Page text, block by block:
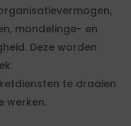
mondelinge- en
Deze worden
te draaien
werken.